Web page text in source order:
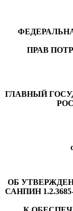
ПРАВ
ГЛАВНЫЙ
ОБ
САНПИН